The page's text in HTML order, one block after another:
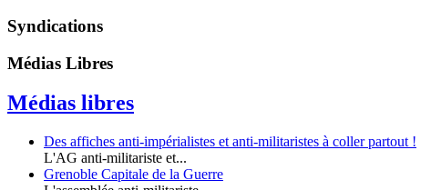
Syndications
Médias Libres
Médias libres
Des affiches anti-impérialistes et anti-militaristes à coller partout !
L'AG anti-militariste et...
Grenoble Capitale de la Guerre